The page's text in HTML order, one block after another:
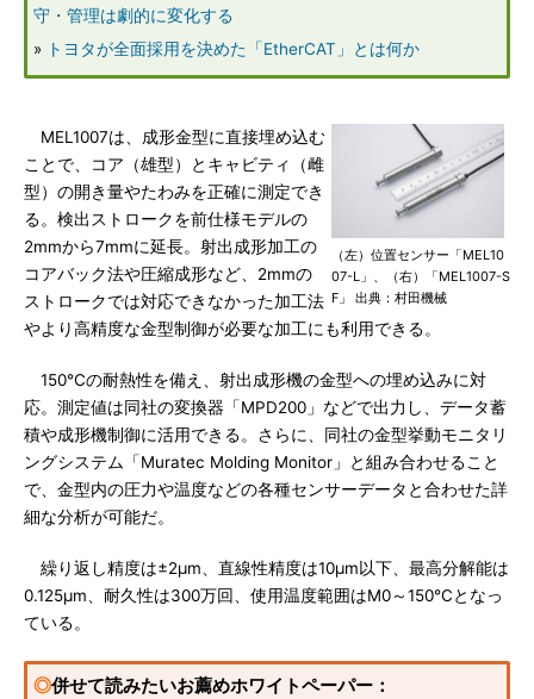
守・管理は劇的に変化する
»
トヨタが全面採用を決めた「EtherCAT」とは何か
（左）位置センサー「MEL10
07-L」、（右）「MEL1007-S
F」 出典：村田機械
MEL1007は、成形金型に直接埋め込む
ことで、コア（雄型）とキャビティ（雌
型）の開き量やたわみを正確に測定でき
る。検出ストロークを前仕様モデルの
2mmから7mmに延長。射出成形加工の
コアバック法や圧縮成形など、2mmの
ストロークでは対応できなかった加工法
やより高精度な金型制御が必要な加工にも利用できる。
150℃の耐熱性を備え、射出成形機の金型への埋め込みに対
応。測定値は同社の変換器「MPD200」などで出力し、データ蓄
積や成形機制御に活用できる。さらに、同社の金型挙動モニタリ
ングシステム「Muratec Molding Monitor」と組み合わせること
で、金型内の圧力や温度などの各種センサーデータと合わせた詳
細な分析が可能だ。
繰り返し精度は±2μm、直線性精度は10μm以下、最高分解能は
0.125μm、耐久性は300万回、使用温度範囲はM0～150℃となっ
ている。
◎併せて読みたいお薦めホワイトペーパー：